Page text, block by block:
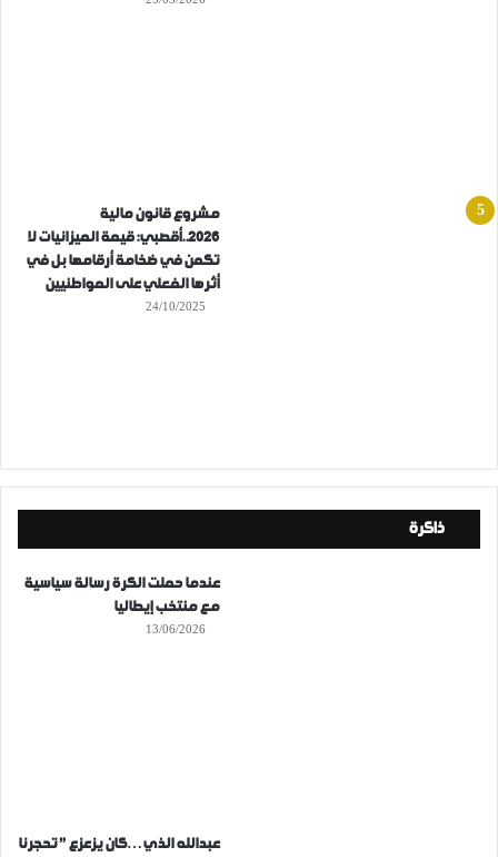
مشروع قانون مالية
2026..أقصبي: قيمة الميزانيات لا
تكمن في ضخامة أرقامها بل في
أثرها الفعلي على المواطنيين
24/10/2025
ذاكرة
عندما حملت الكرة رسالة سياسية
مع منتخب إيطاليا
13/06/2026
عبدالله الذي…كان يزعزع ” تحجرنا